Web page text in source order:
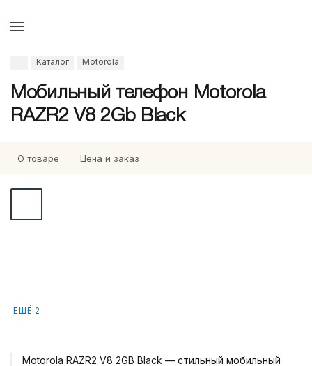
Каталог Motorola
Мобильный телефон Motorola
RAZR2 V8 2Gb Black
О товаре Цена и заказ
ЕЩЁ 2
Motorola RAZR2 V8 2GB Black — стильный мобильный